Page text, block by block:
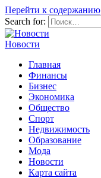
Перейти к содержанию
Search for:
Новости
Главная
Финансы
Бизнес
Экономика
Общество
Спорт
Недвижимость
Образование
Мода
Новости
Карта сайта